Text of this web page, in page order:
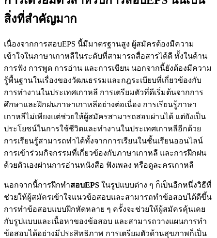
สิ่งที่สำคัญมาก
เนื่องจากการสอบEPS นี้มีมาตรฐานสูง ผู้สมัครต้องมีความ
เข้าใจในภาษาเกาหลีในระดับที่สามารถสื่อสารได้ดี ทั้งในด้าน
การฟัง การพูด การอ่าน และการเขียน นอกจากนี้ยังต้องมีความ
รู้พื้นฐานในเรื่องของวัฒนธรรมและกฎระเบียบที่เกี่ยวข้องกับ
การทำงานในประเทศเกาหลี การเตรียมตัวที่ดีเริ่มต้นจากการ
ศึกษาและฝึกฝนภาษาเกาหลีอย่างต่อเนื่อง การเรียนรู้ภาษา
เกาหลีไม่เพียงแต่ช่วยให้ผู้สมัครสามารถสอบผ่านได้ แต่ยังเป็น
ประโยชน์ในการใช้ชีวิตและทำงานในประเทศเกาหลีอีกด้วย
การเรียนรู้สามารถทำได้ทั้งจากการเรียนในชั้นเรียนออนไลน์
การเข้าร่วมกิจกรรมที่เกี่ยวข้องกับภาษาเกาหลี และการฝึกฝน
ด้วยตัวเองผ่านการอ่านหนังสือ ฟังเพลง หรือดูละครเกาหลี
นอกจากนี้การฝึกทำสอบEPS ในรูปแบบต่าง ๆ ก็เป็นอีกหนึ่งวิธีที่
ช่วยให้ผู้สมัครเข้าใจแนวข้อสอบและสามารถทำข้อสอบได้ดีขึ้น
การทำข้อสอบแบบฝึกหัดหลาย ๆ ครั้งจะช่วยให้ผู้สมัครคุ้นเคย
กับรูปแบบและเนื้อหาของข้อสอบ และสามารถวางแผนการทำ
ข้อสอบได้อย่างมีประสิทธิภาพ การเตรียมตัวด้านสุขภาพก็เป็น